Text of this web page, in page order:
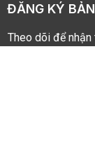
ĐĂNG KÝ
Theo dõi để